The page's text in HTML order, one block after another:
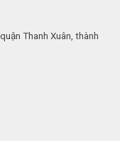
Thanh Xuân, thành